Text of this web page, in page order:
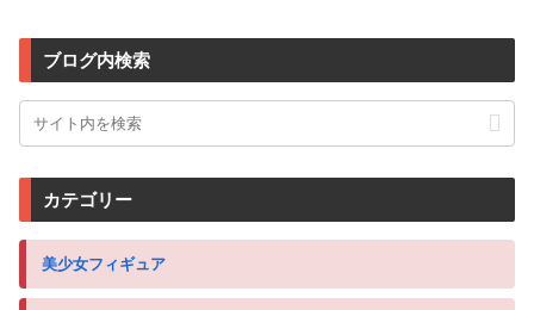
ブログ内検索
カテゴリー
美少女フィギュア